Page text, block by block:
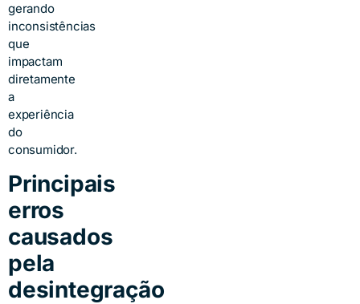
gerando
inconsistências
que
impactam
diretamente
a
experiência
do
consumidor.
Principais
erros
causados
pela
desintegração